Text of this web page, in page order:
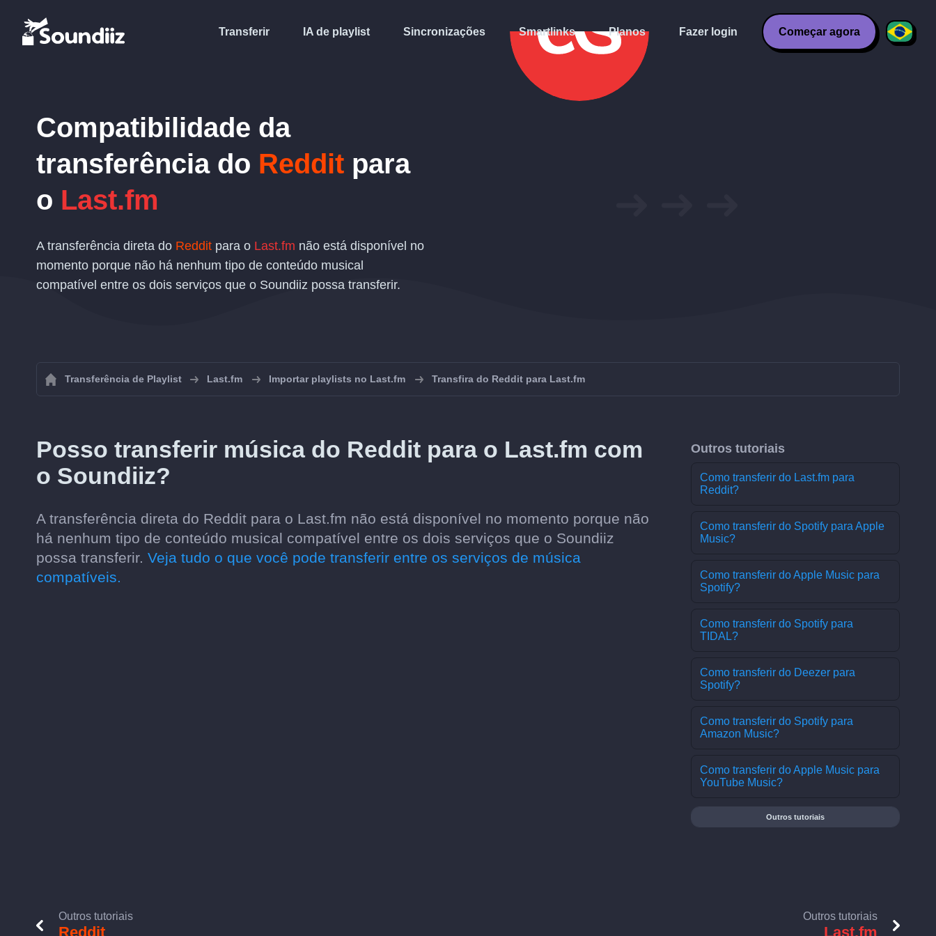
Transferir IA de playlist Sincronizações Smartlinks Planos Fazer login Começar agora
Compatibilidade da
transferência do Reddit para
o Last.fm
A transferência direta do Reddit para o Last.fm não está disponível no
momento porque não há nenhum tipo de conteúdo musical
compatível entre os dois serviços que o Soundiiz possa transferir.
Transferência de Playlist Last.fm Importar playlists no Last.fm Transfira do Reddit para Last.fm
Posso transferir música do Reddit para o Last.fm com
o Soundiiz?
A transferência direta do Reddit para o Last.fm não está disponível no momento porque não
há nenhum tipo de conteúdo musical compatível entre os dois serviços que o Soundiiz
possa transferir. Veja tudo o que você pode transferir entre os serviços de música
compatíveis.
Outros tutoriais
Como transferir do Last.fm para
Reddit?
Como transferir do Spotify para Apple
Music?
Como transferir do Apple Music para
Spotify?
Como transferir do Spotify para
TIDAL?
Como transferir do Deezer para
Spotify?
Como transferir do Spotify para
Amazon Music?
Como transferir do Apple Music para
YouTube Music?
Outros tutoriais
Outros tutoriais
Reddit
Outros tutoriais
Last.fm